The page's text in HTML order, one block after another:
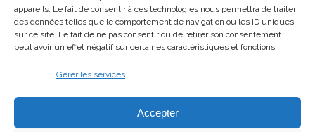
appareils. Le fait de consentir à ces technologies nous permettra de traiter
des données telles que le comportement de navigation ou les ID uniques
sur ce site. Le fait de ne pas consentir ou de retirer son consentement
peut avoir un effet négatif sur certaines caractéristiques et fonctions.
Gérer les services
Accepter
NAC parasite
urgence urgences voyage
Création du site
Agence de conseil